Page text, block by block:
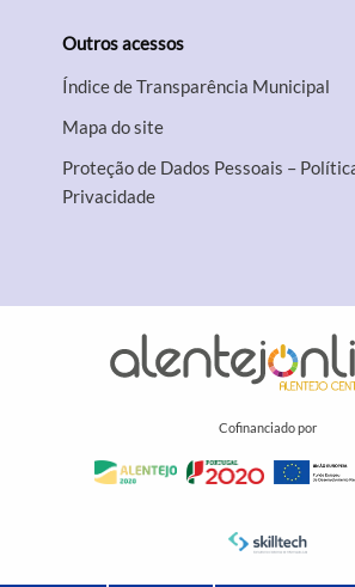
Outros acessos
Índice de Transparência Municipal
Mapa do site
Proteção de Dados Pessoais –
Privacidade
Cofinanciado por